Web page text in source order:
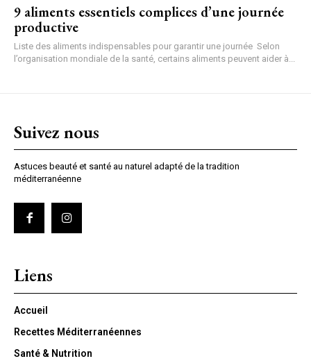
9 aliments essentiels complices d’une journée
productive
Liste des aliments indispensables pour garantir une journée Selon
l’organisation mondiale de la santé, certains aliments peuvent aider à...
Suivez nous
Astuces beauté et santé au naturel adapté de la tradition
méditerranéenne
Liens
Accueil
Recettes Méditerranéennes
Santé & Nutrition